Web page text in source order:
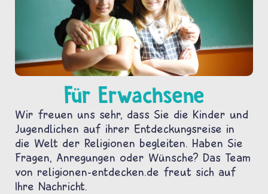
Für Erwachsene
Wir freuen uns sehr, dass Sie die Kinder und
Jugendlichen auf ihrer Entdeckungsreise in
die Welt der Religionen begleiten. Haben Sie
Fragen, Anregungen oder Wünsche? Das Team
von religionen-entdecken.de freut sich auf
Ihre Nachricht.